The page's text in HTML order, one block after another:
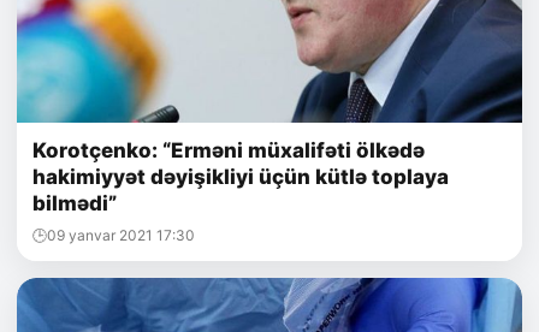
Korotçenko: “Erməni müxalifəti ölkədə
hakimiyyət dəyişikliyi üçün kütlə toplaya
bilmədi”
09 yanvar 2021 17:30